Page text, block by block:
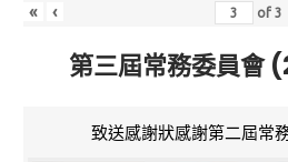
« ‹ of3
第三屆常務委員會
致送感謝狀感謝第二屆常